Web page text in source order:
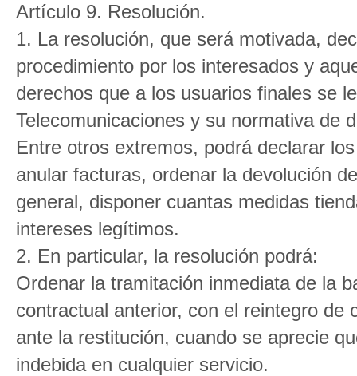
Artículo 9. Resolución.
1. La resolución, que será motivada,
procedimiento por los interesados y
derechos que a los usuarios finales se
Telecomunicaciones y su normativa de
Entre otros extremos, podrá declarar
anular facturas, ordenar la devolución
general, disponer cuantas medidas
intereses legítimos.
2. En particular, la resolución podrá:
Ordenar la tramitación inmediata de la
contractual anterior, con el reintegro
ante la restitución, cuando se aprecie
indebida en cualquier servicio.